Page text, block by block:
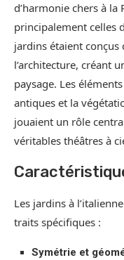
d’harmonie chers à la
principalement celles
jardins étaient
l’architecture, créant
paysage. Les
antiques et la
jouaient un rôle
véritables théâtres à
Les jardins à
traits spécifiques :
Symétrie et